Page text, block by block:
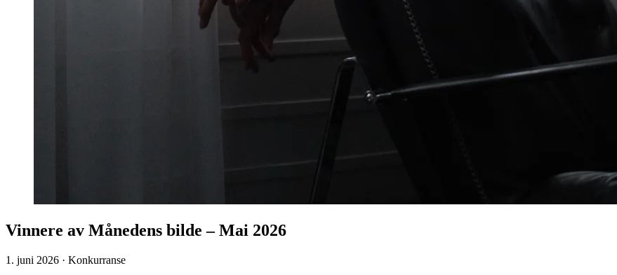
Vinnere av Månedens bilde – Mai 2026
1. juni 2026 · Konkurranse